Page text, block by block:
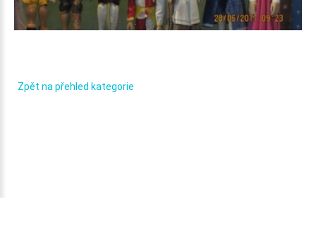
Zpět na přehled kategorie